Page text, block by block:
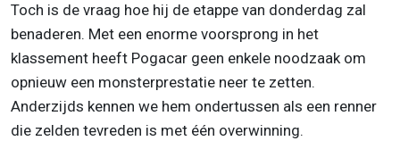
Toch is de vraag hoe hij de etappe van donderdag zal
benaderen. Met een enorme voorsprong in het
klassement heeft Pogacar geen enkele noodzaak om
opnieuw een monsterprestatie neer te zetten.
Anderzijds kennen we hem ondertussen als een renner
die zelden tevreden is met één overwinning.